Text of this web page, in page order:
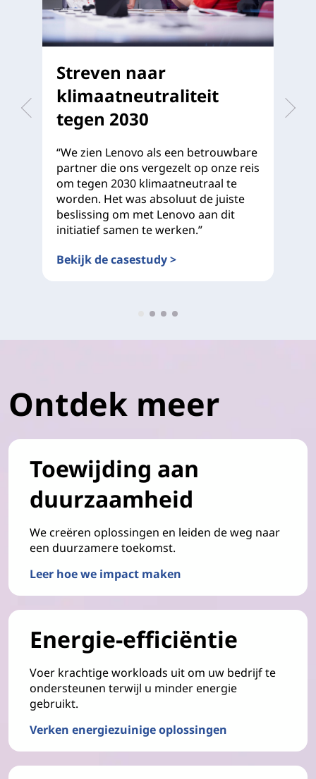
Streven naar
klimaatneutraliteit
tegen 2030
“We zien Lenovo als een betrouwbare
partner die ons vergezelt op onze reis
om tegen 2030 klimaatneutraal te
worden. Het was absoluut de juiste
beslissing om met Lenovo aan dit
initiatief samen te werken.”
Bekijk de casestudy >
Ontdek meer
Toewijding aan
duurzaamheid
We creëren oplossingen en leiden de weg naar
een duurzamere toekomst.
Leer hoe we impact maken
Energie-efficiëntie
Voer krachtige workloads uit om uw bedrijf te
ondersteunen terwijl u minder energie
gebruikt.
Verken energiezuinige oplossingen